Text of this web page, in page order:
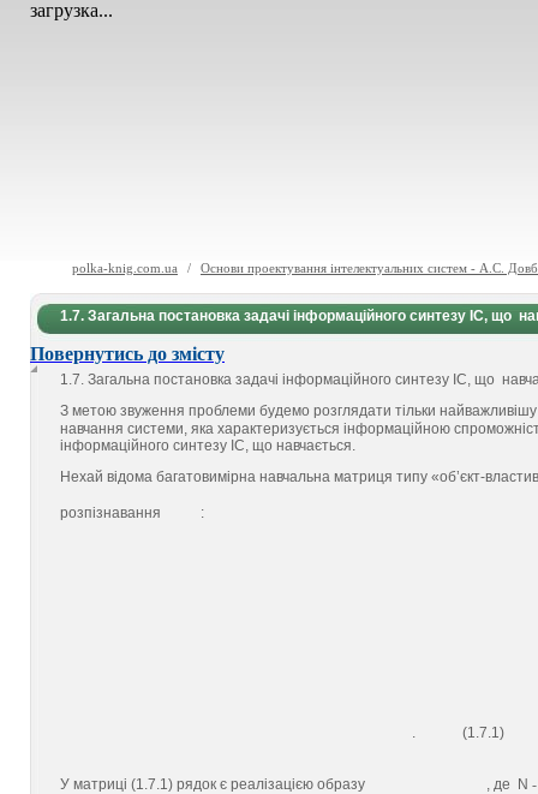
загрузка...
polka-knig.com.ua / Основи проектування інтелектуальних систем - А.С.
1.7. Загальна постановка задачі інформаційного синтезу ІС, що
Повернутись до змісту
1.7. Загальна постановка задачі інформаційного синтезу ІС, що
З метою звуження проблеми будемо розглядати тільки найважливішу
навчання системи, яка характеризується інформаційною
інформаційного синтезу ІС, що навчається.
Нехай відома багатовимірна навчальна матриця типу «об’єкт-
розпізнавання :
. (1.7.1)
У матриці (1.7.1) рядок є реалізацією образу , де N -